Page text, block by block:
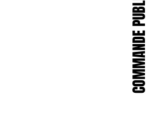
COMMANDE PUBLIQUE